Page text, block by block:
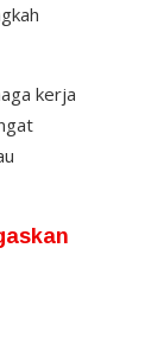
kerja